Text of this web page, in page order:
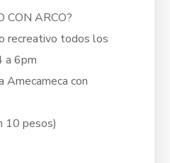
CON ARCO?
recreativo todos los
a 6pm
Amecameca con
10 pesos)